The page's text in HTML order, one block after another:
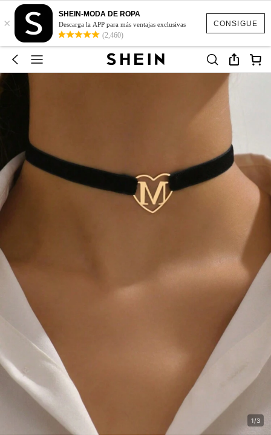
CONSIGUE
×
SHEIN-MODA DE ROPA
Descarga la APP para más ventajas exclusivas
(2,460)
1/3